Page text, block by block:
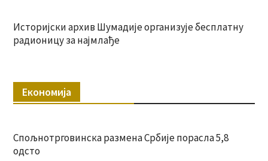
Историјски архив Шумадије организује бесплатну
радионицу за најмлађе
Економија
Спољнотрговинска размена Србије порасла 5,8
одсто